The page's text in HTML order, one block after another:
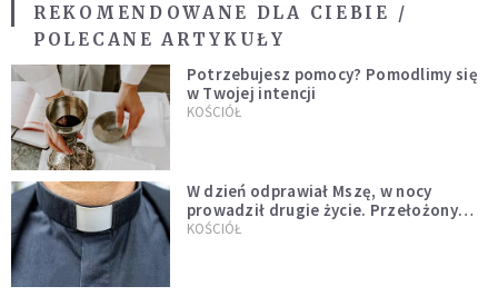
REKOMENDOWANE DLA CIEBIE /
POLECANE ARTYKUŁY
Potrzebujesz pomocy? Pomodlimy się
w Twojej intencji
KOŚCIÓŁ
W dzień odprawiał Mszę, w nocy
prowadził drugie życie. Przełożony
kazał mu opuścić zakon
KOŚCIÓŁ